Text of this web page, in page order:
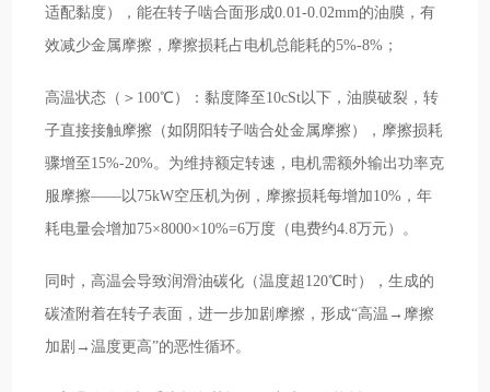
适配黏度），能在转子啮合面形成0.01-0.02mm的油膜，有
效减少金属摩擦，摩擦损耗占电机总能耗的5%-8%；
高温状态（＞100℃）：黏度降至10cSt以下，油膜破裂，转
子直接接触摩擦（如阴阳转子啮合处金属摩擦），摩擦损耗
骤增至15%-20%。为维持额定转速，电机需额外输出功率克
服摩擦——以75kW空压机为例，摩擦损耗每增加10%，年
耗电量会增加75×8000×10%=6万度（电费约4.8万元）。
同时，高温会导致润滑油碳化（温度超120℃时），生成的
碳渣附着在转子表面，进一步加剧摩擦，形成“高温→摩擦
加剧→温度更高”的恶性循环。